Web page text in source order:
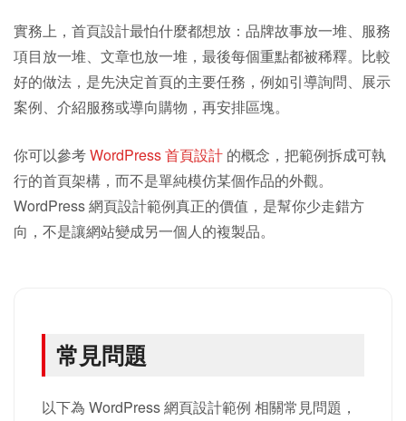
實務上，首頁設計最怕什麼都想放：品牌故事放一堆、服務
項目放一堆、文章也放一堆，最後每個重點都被稀釋。比較
好的做法，是先決定首頁的主要任務，例如引導詢問、展示
案例、介紹服務或導向購物，再安排區塊。
你可以參考WordPress 首頁設計 的概念，把範例拆成可執
行的首頁架構，而不是單純模仿某個作品的外觀。
WordPress 網頁設計範例真正的價值，是幫你少走錯方
向，不是讓網站變成另一個人的複製品。
常見問題
以下為 WordPress 網頁設計範例 相關常見問題，